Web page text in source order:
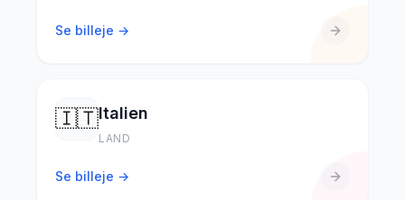
Se billeje →
🇮🇹Italien
LAND
Se billeje →